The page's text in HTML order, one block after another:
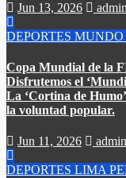
Jun 13, 2026 admin
DEPORTES MUNDO
Copa Mundial de la
Disfrutemos el
La ‘Cortina de
la voluntad popular.
Jun 11, 2026 admin
DEPORTES LIMA